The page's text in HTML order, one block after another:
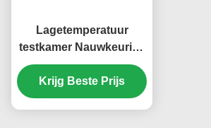
Lagetemperatuur
testkamer Nauwkeurige
simulatie - 70℃ tot
150℃ omgeving
Professionele
Krijg Beste Prijs